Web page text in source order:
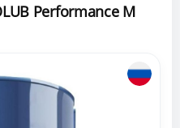
Performance M